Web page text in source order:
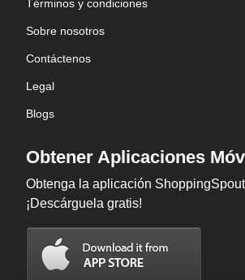
Términos y condiciones
Sobre nosotros
Contáctenos
Legal
Blogs
Obtener Aplicaciones
Obtenga la aplicación
¡Descárguela gratis!